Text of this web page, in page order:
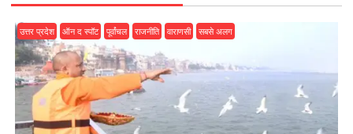
उत्तर प्रदेश ऑन द स्पॉट पूर्वांचल राजनीति वाराणसी सबसे अलग